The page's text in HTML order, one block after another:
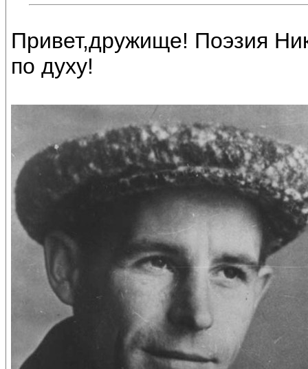
Привет,дружище! Поэзия
по духу!